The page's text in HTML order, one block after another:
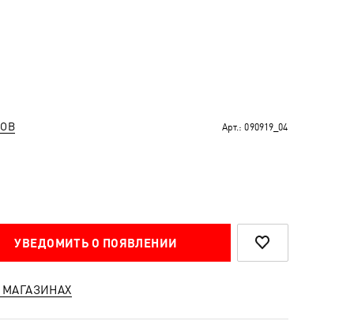
Арт.: 090919_04
УВЕДОМИТЬ О ПОЯВЛЕНИИ